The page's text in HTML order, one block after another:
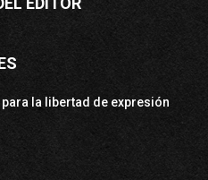
la libertad de expresión